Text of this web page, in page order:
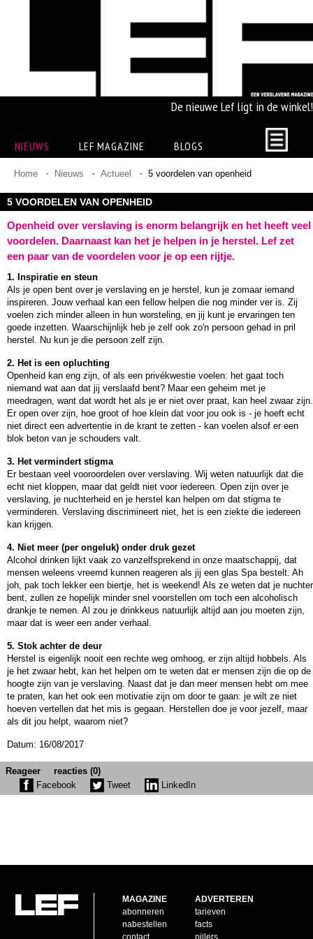
De nieuwe Lef ligt in de winkel!
NIEUWS LEF MAGAZINE BLOGS
Home Nieuws Actueel 5 voordelen van openheid
5 VOORDELEN VAN OPENHEID
Openheid over verslaving is enorm belangrijk en het heeft veel
voordelen. Daarnaast kan het je helpen in je herstel. Lef zet
een paar van de voordelen voor je op een rijtje.
1. Inspiratie en steun
Als je open bent over je verslaving en je herstel, kun je zomaar iemand
inspireren. Jouw verhaal kan een fellow helpen die nog minder ver is. Zij
voelen zich minder alleen in hun worsteling, en jij kunt je ervaringen ten
goede inzetten. Waarschijnlijk heb je zelf ook zo'n persoon gehad in pril
herstel. Nu kun je die persoon zelf zijn.
2. Het is een opluchting
Openheid kan eng zijn, of als een privékwestie voelen: het gaat toch
niemand wat aan dat jij verslaafd bent? Maar een geheim met je
meedragen, want dat wordt het als je er niet over praat, kan heel zwaar zijn.
Er open over zijn, hoe groot of hoe klein dat voor jou ook is - je hoeft echt
niet direct een advertentie in de krant te zetten - kan voelen alsof er een
blok beton van je schouders valt.
3. Het vermindert stigma
Er bestaan veel vooroordelen over verslaving. Wij weten natuurlijk dat die
echt niet kloppen, maar dat geldt niet voor iedereen. Open zijn over je
verslaving, je nuchterheid en je herstel kan helpen om dat stigma te
verminderen. Verslaving discrimineert niet, het is een ziekte die iedereen
kan krijgen.
4. Niet meer (per ongeluk) onder druk gezet
Alcohol drinken lijkt vaak zo vanzelfsprekend in onze maatschappij, dat
mensen weleens vreemd kunnen reageren als jij een glas Spa bestelt. Ah
joh, pak toch lekker een biertje, het is weekend! Als ze weten dat je nuchter
bent, zullen ze hopelijk minder snel voorstellen om toch een alcoholisch
drankje te nemen. Al zou je drinkkeus natuurlijk altijd aan jou moeten zijn,
maar dat is weer een ander verhaal.
5. Stok achter de deur
Herstel is eigenlijk nooit een rechte weg omhoog, er zijn altijd hobbels. Als
je het zwaar hebt, kan het helpen om te weten dat er mensen zijn die op de
hoogte zijn van je verslaving. Naast dat je dan meer mensen hebt om mee
te praten, kan het ook een motivatie zijn om door te gaan: je wilt ze niet
hoeven vertellen dat het mis is gegaan. Herstellen doe je voor jezelf, maar
als dit jou helpt, waarom niet?
Datum: 16/08/2017
Reageer
reacties (0)
Facebook
Tweet LinkedIn
MAGAZINE
abonneren
nabestellen
contact
ADVERTEREN
tarieven
facts
pijlers